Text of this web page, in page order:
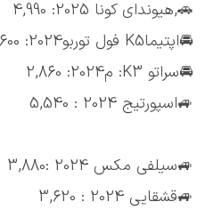
🚗,هیوندای کونا 2025: 4,990
🚘اپتیماK5 فول توربو2024: 5,600
🚘سراتو K3: م2024: 2,860
🚙اسپورتیج 2024 : 5,540
🚙سیلفی مکس 2024 :3,880
🚙قشقایی 2024 : 3,620